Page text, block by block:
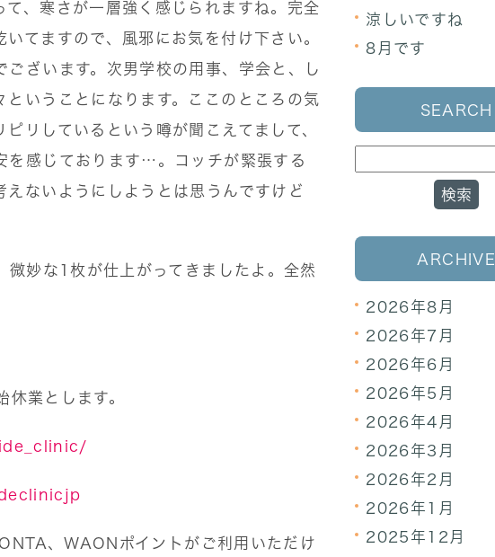
、寒さが一層強く感じられますね。完全
てますので、風邪にお気を付け下さい。
ざいます。次男学校の用事、学会と、し
いうことになります。ここのところの気
リしているという噂が聞こえてまして、
感じております…。コッチが緊張する
ないようにしようとは思うんですけど
妙な1枚が仕上がってきましたよ。全然
業とします。
、WAONポイントがご利用いただけ
涼しいですね
8月です
SEARCH
ARCHIVE
2026年8月
2026年7月
2026年6月
2026年5月
2026年4月
2026年3月
2026年2月
2026年1月
2025年12月